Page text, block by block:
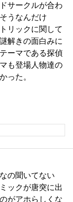
サークルが合わ
うなんだけ
リックに関して
解きの面白みに
ーマである探偵
も登場人物達の
った。
の聞いてない
ックが唐突に出
がアホらしくな